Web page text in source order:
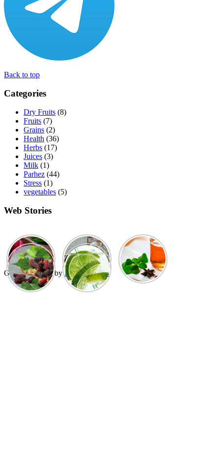
Back to top
Categories
Dry Fruits (8)
Fruits (7)
Grains (2)
Health (36)
Herbs (17)
Juices (3)
Milk (1)
Parhez (44)
Stress (1)
vegetables (5)
Web Stories
GuCherry Blog byEverestthemes